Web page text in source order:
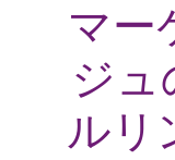
マー
ジュ
ルリ